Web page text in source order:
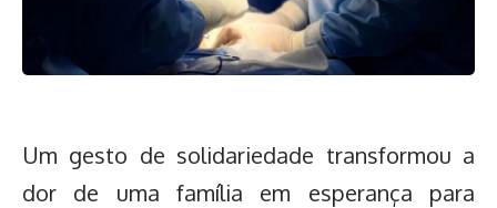
Um gesto de solidariedade transformou a
dor de uma família em esperança para